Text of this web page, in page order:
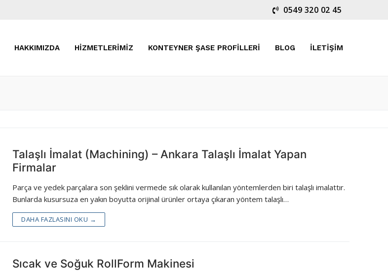
0549 320 02 45
HAKKIMIZDA HIZMETLERIMIZ KONTEYNER ŞASE PROFILLERI BLOG İLETIŞIM
Talaşlı İmalat (Machining) – Ankara Talaşlı İmalat Yapan
Firmalar
Parça ve yedek parçalara son şeklini vermede sık olarak kullanılan yöntemlerden biri talaşlı imalattır.
Bunlarda kusursuza en yakın boyutta orijinal ürünler ortaya çıkaran yöntem talaşlı…
DAHA FAZLASINI OKU →
Sıcak ve Soğuk RollForm Makinesi